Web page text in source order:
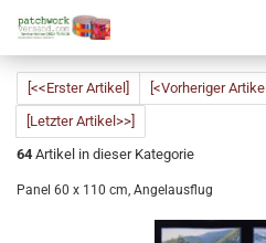
[<<Erster Artikel] [<Vorheriger Artikel]
[Letzter Artikel>>]
64 Artikel in dieser Kategorie
Panel 60 x 110 cm, Angelausflug